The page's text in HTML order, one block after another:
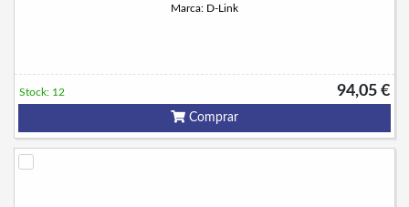
Marca: D-Link
94,05 €
Stock: 12
Comprar